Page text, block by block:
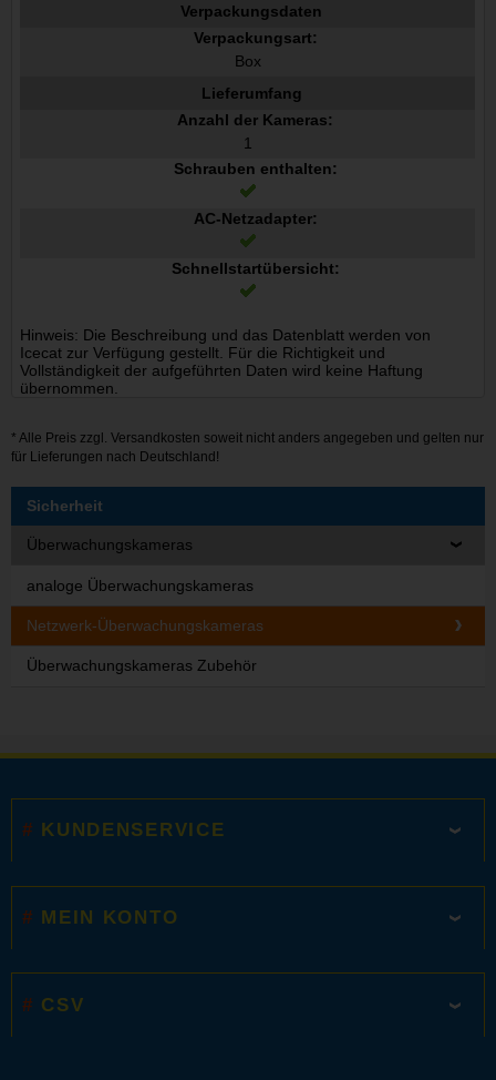
Verpackungsdaten
Verpackungsart:
Box
Lieferumfang
Anzahl der Kameras:
1
Schrauben enthalten:
AC-Netzadapter:
Schnellstartübersicht:
Hinweis: Die Beschreibung und das Datenblatt werden von
Icecat zur Verfügung gestellt. Für die Richtigkeit und
Vollständigkeit der aufgeführten Daten wird keine Haftung
übernommen.
* Alle Preis zzgl. Versandkosten soweit nicht anders angegeben und gelten nur
für Lieferungen nach Deutschland!
Sicherheit
Überwachungskameras
analoge Überwachungskameras
Netzwerk-Überwachungskameras
Überwachungskameras Zubehör
KUNDENSERVICE
MEIN KONTO
CSV